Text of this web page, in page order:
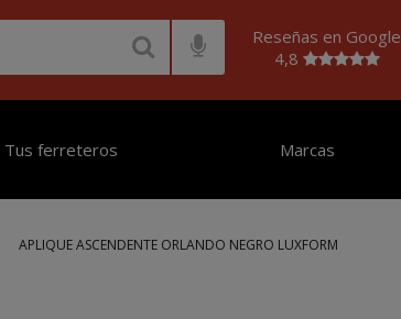
Reseñas en Google
4,8
Tus ferreteros Marcas
APLIQUE ASCENDENTE ORLANDO NEGRO LUXFORM